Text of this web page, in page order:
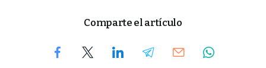
Comparte el artículo